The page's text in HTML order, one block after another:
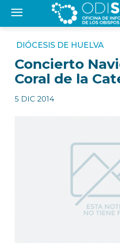
DIÓCESIS DE HUELVA
Concierto
Coral de la
5 DIC 2014